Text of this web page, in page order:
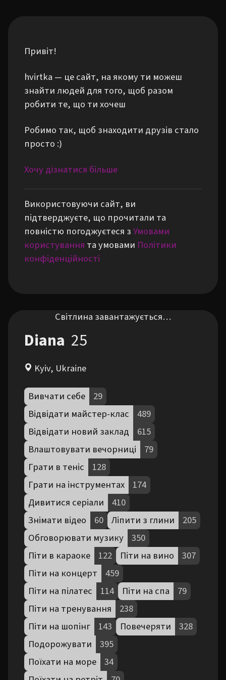
Привіт!
hvirtka — це сайт, на якому ти можеш
знайти людей для того, щоб разом
робити те, що ти хочеш
Робимо так, щоб знаходити друзів стало
просто :)
Хочу дізнатися більше
Використовуючи сайт, ви
підтверджуєте, що прочитали та
повністю погоджуєтеся зУмовами
користування та умовами Політики
конфіденційності
Світлина завантажується…
Diana 25
Kyiv, Ukraine
Вивчати себе
29
Відвідати майстер-клас
489
Відвідати новий заклад
615
Влаштовувати вечорниці
79
Грати в теніс
128
Грати на інструментах
174
Дивитися серіали
410
Знімати відео
60 Ліпити з глини
205
Обговорювати музику
350
Піти в караоке
122 Піти на вино
307
Піти на концерт
459
Піти на пілатес
114 Піти на спа
79
Піти на тренування
238
Піти на шопінг
143 Повечеряти
328
Подорожувати
395
Поїхати на море
34